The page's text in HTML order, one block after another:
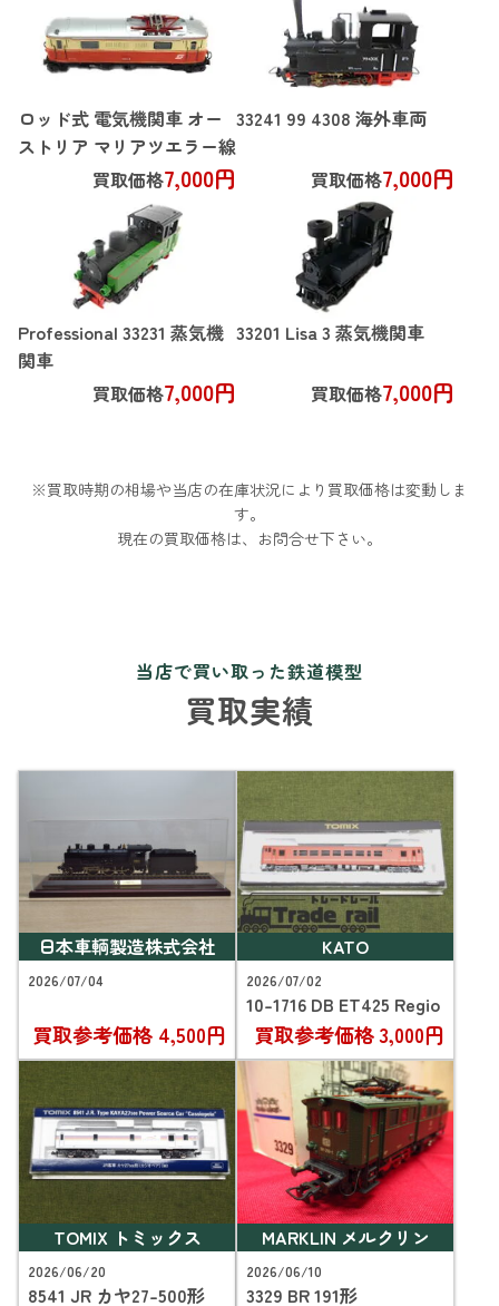
ロッド式 電気機関車 オー
ストリア マリアツエラー線
買取価格7,000円
33241 99 4308 海外車両
買取価格7,000円
Professional 33231 蒸気機
関車
買取価格7,000円
33201 Lisa 3 蒸気機関車
買取価格7,000円
※買取時期の相場や当店の在庫状況により買取価格は変動しま
す。
現在の買取価格は、お問合せ下さい。
当店で買い取った鉄道模型
買取実績
日本車輌製造株式会社
2026/07/04
買取参考価格 4,500円
KATO
2026/07/02
10-1716 DB ET425 Regio
買取参考価格3,000円
TOMIX トミックス
2026/06/20
8541 JR カヤ27-500形
MARKLIN メルクリン
2026/06/10
3329 BR 191形